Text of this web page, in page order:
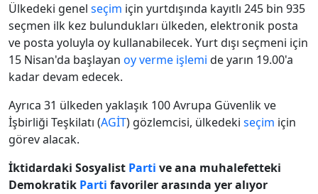
Ülkedeki genel seçim için yurtdışında kayıtlı 245 bin 935
seçmen ilk kez bulundukları ülkeden, elektronik posta
ve posta yoluyla oy kullanabilecek. Yurt dışı seçmeni için
15 Nisan'da başlayan oy verme işlemi de yarın 19.00'a
kadar devam edecek.
Ayrıca 31 ülkeden yaklaşık 100 Avrupa Güvenlik ve
İşbirliği Teşkilatı (AGİT) gözlemcisi, ülkedeki seçim için
görev alacak.
İktidardaki Sosyalist Parti ve ana muhalefetteki
Demokratik Parti favoriler arasında yer alıyor